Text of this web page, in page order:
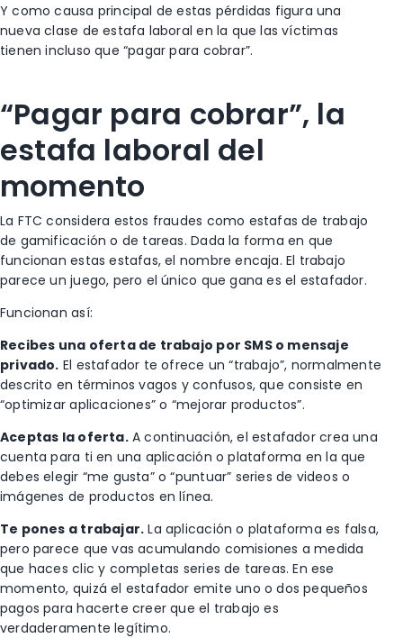
Y como causa principal de estas pérdidas figura una
nueva clase de estafa laboral en la que las víctimas
tienen incluso que “pagar para cobrar”.
“Pagar para cobrar”, la
estafa laboral del
momento
La FTC considera estos fraudes como estafas de trabajo
de gamificación o de tareas. Dada la forma en que
funcionan estas estafas, el nombre encaja. El trabajo
parece un juego, pero el único que gana es el estafador.
Funcionan así:
Recibes una oferta de trabajo por SMS o mensaje
privado. El estafador te ofrece un “trabajo”, normalmente
descrito en términos vagos y confusos, que consiste en
“optimizar aplicaciones” o “mejorar productos”.
Aceptas la oferta.A continuación, el estafador crea una
cuenta para ti en una aplicación o plataforma en la que
debes elegir “me gusta” o “puntuar” series de videos o
imágenes de productos en línea.
Te pones a trabajar. La aplicación o plataforma es falsa,
pero parece que vas acumulando comisiones a medida
que haces clic y completas series de tareas. En ese
momento, quizá el estafador emite uno o dos pequeños
pagos para hacerte creer que el trabajo es
verdaderamente legítimo.